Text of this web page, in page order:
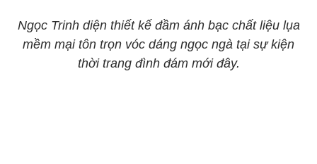
Ngọc Trinh diện thiết kế đầm ánh bạc chất liệu lụa
mềm mại tôn trọn vóc dáng ngọc ngà tại sự kiện
thời trang đình đám mới đây.